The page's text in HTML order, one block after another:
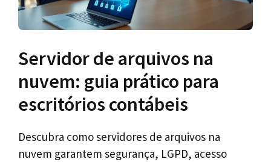
Servidor de arquivos na
nuvem: guia prático para
escritórios contábeis
Descubra como servidores de arquivos na
nuvem garantem segurança, LGPD, acesso